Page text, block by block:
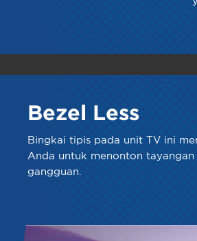
Bezel Less
Bingkai tipis pada unit TV ini
Anda untuk menonton tayangan
gangguan.